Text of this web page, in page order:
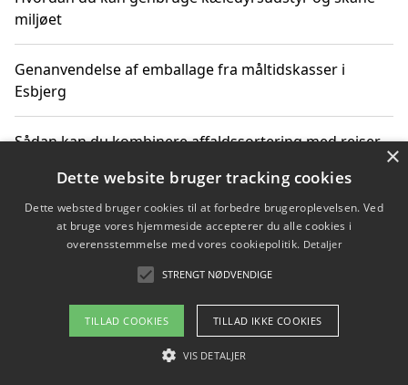
miljøet
Genanvendelse af emballage fra måltidskasser i
Esbjerg
Sådan kan du kombinere affaldssortering med rejser
Hvordan affaldssortering kan bidrage til co2 reduktion
Om / kontakt
Blog Betingelser
×
Dette website bruger tracking cookies
Dette websted bruger cookies til at forbedre brugeroplevelsen. Ved
at bruge vores hjemmeside accepterer du alle cookies i
overensstemmelse med vores cookiepolitik. Detaljer
STRENGT NØDVENDIGE
TILLAD COOKIES TILLAD IKKE COOKIES
VIS DETALJER